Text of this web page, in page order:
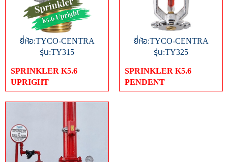
ยี่ห้อ:TYCO-CENTRA
รุ่น:TY315
SPRINKLER K5.6
UPRIGHT
ยี่ห้อ:TYCO-CENTRA
รุ่น:TY325
SPRINKLER K5.6
PENDENT